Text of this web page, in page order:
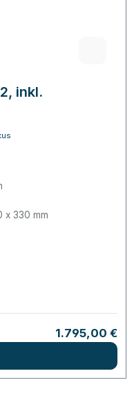
inkl.
x 330 mm
Regulärer
1.795,00 €